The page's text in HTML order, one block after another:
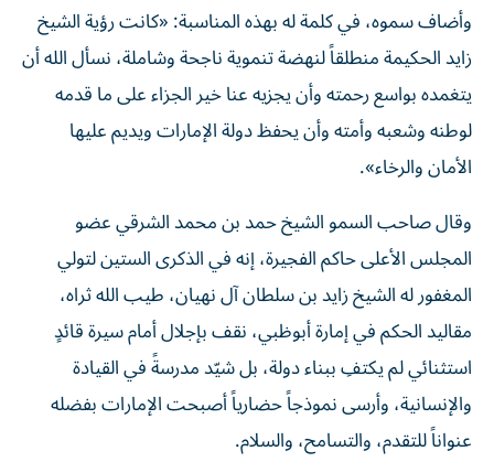
وأضاف سموه، في كلمة له بهذه المناسبة: «كانت رؤية الشيخ
زايد الحكيمة منطلقاً لنهضة تنموية ناجحة وشاملة، نسأل الله أن
يتغمده بواسع رحمته وأن يجزيه عنا خير الجزاء على ما قدمه
لوطنه وشعبه وأمته وأن يحفظ دولة الإمارات ويديم عليها
الأمان والرخاء».
وقال صاحب السمو الشيخ حمد بن محمد الشرقي عضو
المجلس الأعلى حاكم الفجيرة، إنه في الذكرى الستين لتولي
المغفور له الشيخ زايد بن سلطان آل نهيان، طيب الله ثراه،
مقاليد الحكم في إمارة أبوظبي، نقف بإجلال أمام سيرة قائدٍ
استثنائي لم يكتفِ ببناء دولة، بل شيّد مدرسةً في القيادة
والإنسانية، وأرسى نموذجاً حضارياً أصبحت الإمارات بفضله
عنواناً للتقدم، والتسامح، والسلام.